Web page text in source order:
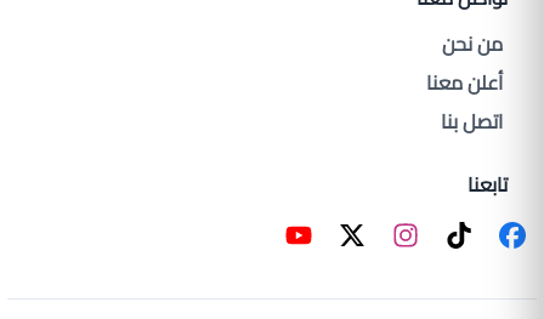
من نحن
أعلن معنا
اتصل بنا
تابعنا